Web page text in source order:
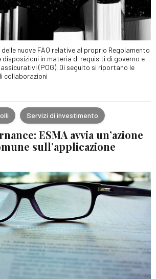
delle nuove FAQ relative al proprio Regolamento
disposizioni in materia di requisiti di governo e
(POG). Di seguito si riportano le
collaborazioni
Servizi di investimento
ESMA avvia un’azione
sull’applicazione